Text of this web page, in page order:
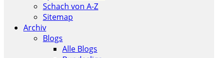
Schach von A-Z
Sitemap
Archiv
Blogs
Alle Blogs